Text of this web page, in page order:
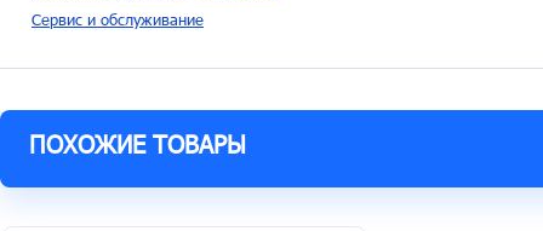
Сервис и обслуживание
ПОХОЖИЕ ТОВАРЫ